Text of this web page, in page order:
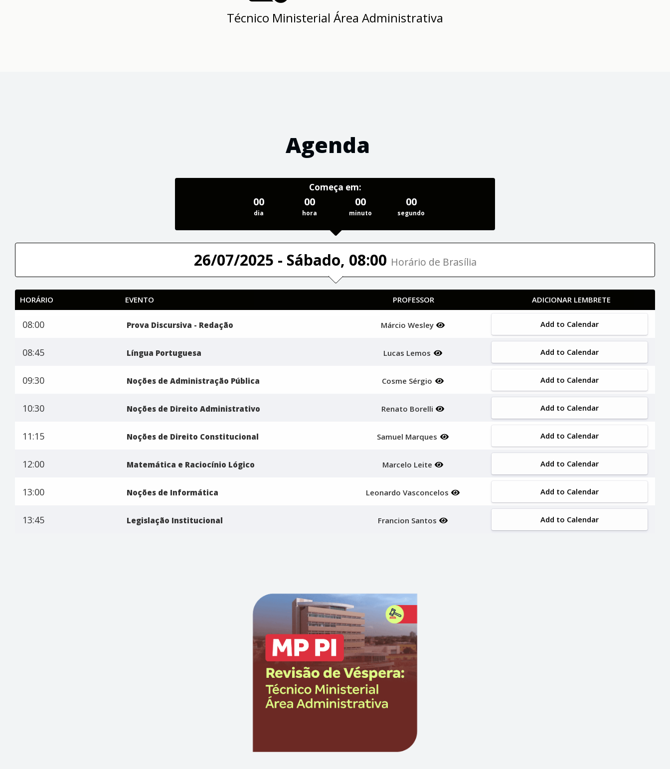
Técnico Ministerial Área Administrativa
Agenda
Começa em:
00
dia
00
hora
00
minuto
00
segundo
26/07/2025 - Sábado, 08:00 Horário de Brasília
HORÁRIO EVENTO PROFESSOR ADICIONAR LEMBRETE
08:00 Prova Discursiva - Redação Márcio Wesley Add to Calendar
08:45 Língua Portuguesa Lucas Lemos Add to Calendar
09:30 Noções de Administração Pública Cosme Sérgio Add to Calendar
10:30 Noções de Direito Administrativo Renato Borelli Add to Calendar
11:15 Noções de Direito Constitucional Samuel Marques Add to Calendar
12:00 Matemática e Raciocínio Lógico Marcelo Leite Add to Calendar
13:00 Noções de Informática Leonardo Vasconcelos Add to Calendar
13:45 Legislação Institucional Francion Santos Add to Calendar